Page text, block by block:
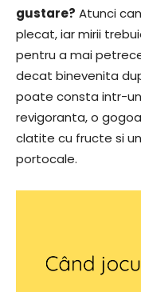
gustare? Atunci
plecat, iar mirii
pentru a mai
decat binevenita
poate consta intr-
revigoranta, o
clatite cu fructe si
portocale.